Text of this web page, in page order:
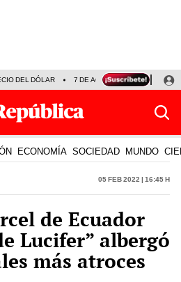
DEL DÓLAR 7 DE AGOSTO OLLANTA
ECONOMÍA SOCIEDAD MUNDO
05 Feb 2022 | 16:45 h
de Ecuador
Lucifer” albergó
más atroces